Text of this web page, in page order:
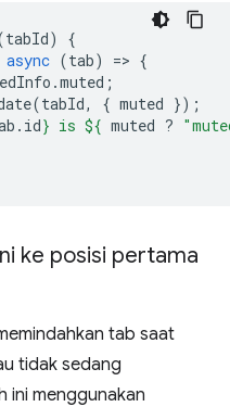
tabId)
{
async (tab) => {
.muted ;
(tabId, { muted });
. id} is ${ muted ?
ke posisi pertama
tab saat
tidak sedang
ini menggunakan